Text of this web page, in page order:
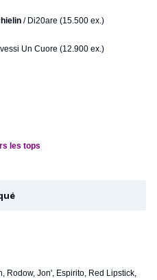
/ Di20are (15.500 ex.)
Un Cuore (12.900 ex.)
les tops
Rodow, Jon', Espirito, Red Lipstick,